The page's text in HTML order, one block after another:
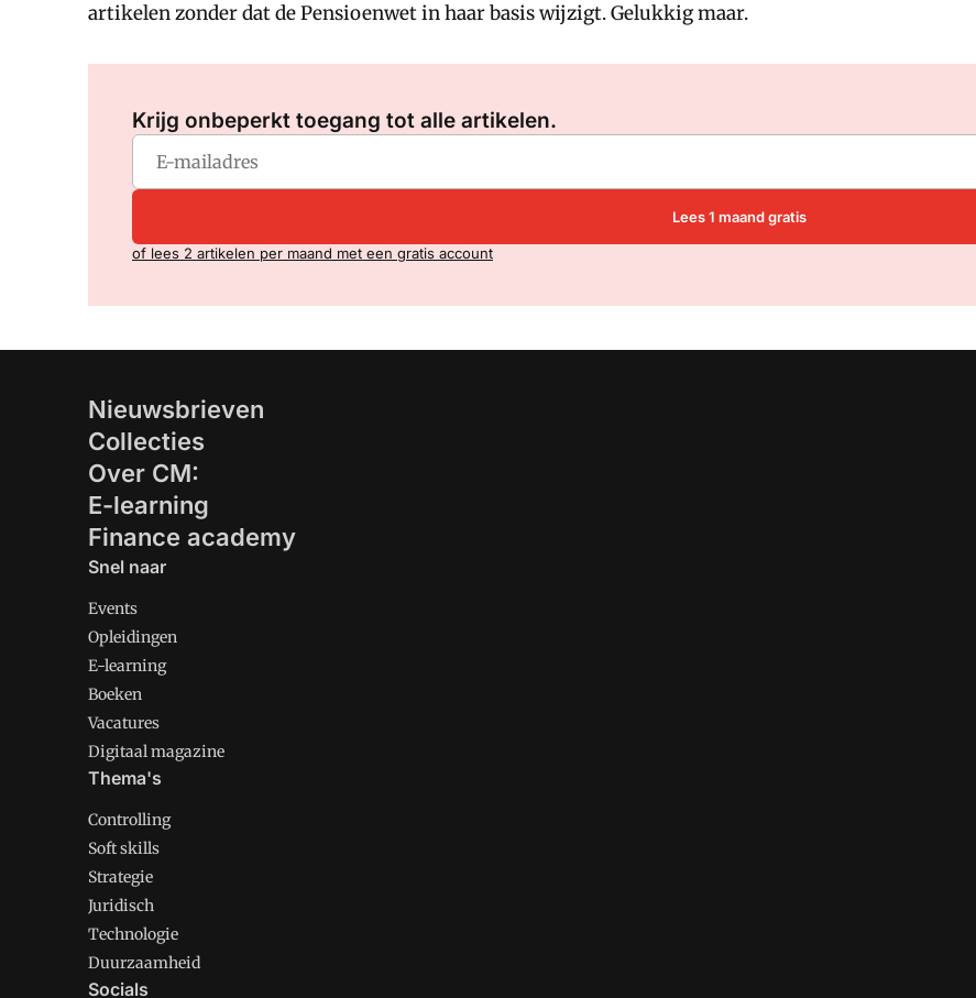
artikelen zonder dat de Pensioenwet in haar basis wijzigt. Gelukkig maar.
Krijg onbeperkt toegang tot alle artikelen.
Lees 1 maand gratis
of lees 2 artikelen per maand met een gratis account
Nieuwsbrieven
Collecties
Over CM:
E-learning
Finance academy
Snel naar
Events
Opleidingen
E-learning
Boeken
Vacatures
Digitaal magazine
Thema's
Controlling
Soft skills
Strategie
Juridisch
Technologie
Duurzaamheid
Socials